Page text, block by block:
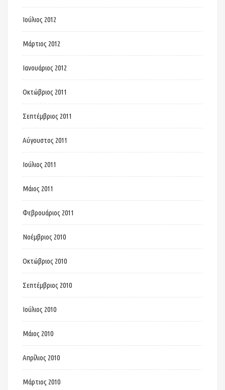
Ιούλιος 2012
Μάρτιος 2012
Ιανουάριος 2012
Οκτώβριος 2011
Σεπτέμβριος 2011
Αύγουστος 2011
Ιούλιος 2011
Μάιος 2011
Φεβρουάριος 2011
Νοέμβριος 2010
Οκτώβριος 2010
Σεπτέμβριος 2010
Ιούλιος 2010
Μάιος 2010
Απρίλιος 2010
Μάρτιος 2010